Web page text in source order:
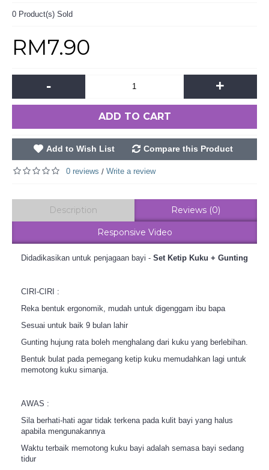
0 Product(s) Sold
RM7.90
- +
ADD TO CART
Add to Wish List Compare this Product
0 reviews / Write a review
Description Reviews (0)
Responsive Video
Didadikasikan untuk penjagaan bayi - Set Ketip Kuku + Gunting
CIRI-CIRI :
Reka bentuk ergonomik, mudah untuk digenggam ibu bapa
Sesuai untuk baik 9 bulan lahir
Gunting hujung rata boleh menghalang dari kuku yang berlebihan.
Bentuk bulat pada pemegang ketip kuku memudahkan lagi untuk
memotong kuku simanja.
AWAS :
Sila berhati-hati agar tidak terkena pada kulit bayi yang halus
apabila mengunakannya
Waktu terbaik memotong kuku bayi adalah semasa bayi sedang
tidur